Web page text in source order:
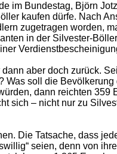
im Bundestag, Björn
kaufen dürfe. Nach
zugetragen worden,
in der Silvester-
aber doch zurück.
Was soll die
dann reichten 359
sich – nicht nur zu
Die Tatsache, dass
seien, denn von